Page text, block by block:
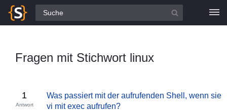
Alle Fragen
Fragen mit Stichwort linux
1
Antwort
Was passiert mit der aufrufenden Shell, wenn sie
vi mit exec aufrufen?